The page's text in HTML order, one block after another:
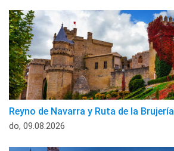
Reyno de Navarra y Ruta de la Brujería
do, 09.08.2026